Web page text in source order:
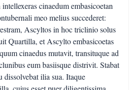
cinaedum embasicoetan
meo melius succederet:
Ascyltos in hoc triclinio solus
Quartilla, et Ascylto embasicoetas
cinaedus mutavit, transituque ad
eum basiisque distrivit. Stabat
dissolvebat ilia sua. Itaque